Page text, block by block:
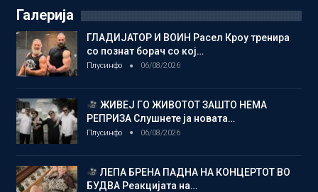
Галерија
ГЛАДИЈАТОР И ВОИН Расел Кроу тренира
со познат борач со кој…
Плусинфо 06/08/2026
ЖИВЕЈ ГО ЖИВОТОТ ЗАШТО НЕМА
РЕПРИЗА Слушнете ја новата…
Плусинфо 06/08/2026
ЛЕПА БРЕНА ПАДНА НА КОНЦЕРТОТ ВО
БУДВА Реакцијата на…